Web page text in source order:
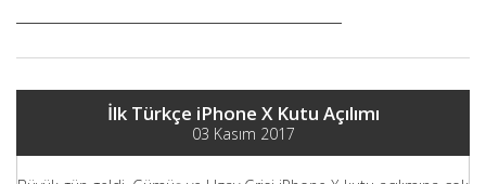
İlk Türkçe iPhone X Kutu Açılımı
03 Kasım 2017